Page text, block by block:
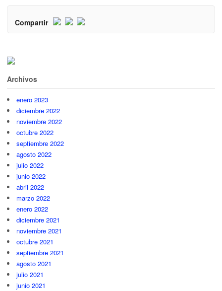
Compartir
Archivos
enero 2023
diciembre 2022
noviembre 2022
octubre 2022
septiembre 2022
agosto 2022
julio 2022
junio 2022
abril 2022
marzo 2022
enero 2022
diciembre 2021
noviembre 2021
octubre 2021
septiembre 2021
agosto 2021
julio 2021
junio 2021